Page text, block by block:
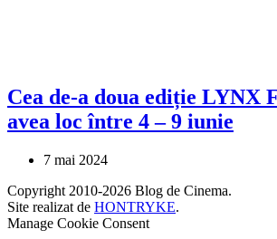
Cea de-a doua ediție LYNX
avea loc între 4 – 9 iunie
7 mai 2024
Copyright 2010-2026 Blog de Cinema.
Site realizat de HONTRYKE.
Manage Cookie Consent